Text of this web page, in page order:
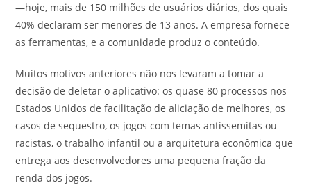
—hoje, mais de 150 milhões de usuários diários, dos quais
40% declaram ser menores de 13 anos. A empresa fornece
as ferramentas, e a comunidade produz o conteúdo.
Muitos motivos anteriores não nos levaram a tomar a
decisão de deletar o aplicativo: os quase 80 processos nos
Estados Unidos de facilitação de aliciação de melhores, os
casos de sequestro, os jogos com temas antissemitas ou
racistas, o trabalho infantil ou a arquitetura econômica que
entrega aos desenvolvedores uma pequena fração da
renda dos jogos.